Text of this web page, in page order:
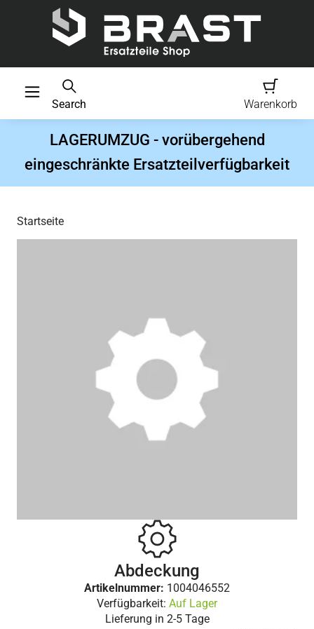
Search Warenkorb
LAGERUMZUG - vorübergehend
eingeschränkte Ersatzteilverfügbarkeit
Startseite
Abdeckung
Artikelnummer: 1004046552
Verfügbarkeit: Auf Lager
Lieferung in 2-5 Tage